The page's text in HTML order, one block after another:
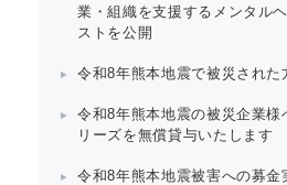
業・組織を支援するメンタル
ストを公開
令和8年熊本地震で被災された
令和8年熊本地震の被災企業様
リーズを無償貸与いたします
令和8年熊本地震被害への募金